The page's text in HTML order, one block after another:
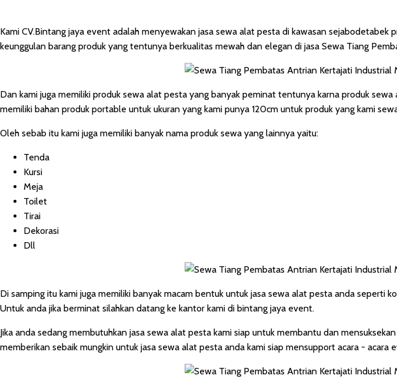
Kami CV.Bintang jaya event adalah menyewakan jasa sewa alat pesta di kawasan sejabodetabek
keunggulan barang produk yang tentunya berkualitas mewah dan elegan di jasa Sewa Tiang
Dan kami juga memiliki produk sewa alat pesta yang banyak peminat tentunya karna produk
memiliki bahan produk portable untuk ukuran yang kami punya 120cm untuk produk yang kami
Oleh sebab itu kami juga memiliki banyak nama produk sewa yang lainnya yaitu:
Tenda
Kursi
Meja
Toilet
Tirai
Dekorasi
Dll
Di samping itu kami juga memiliki banyak macam bentuk untuk jasa sewa alat pesta anda seperti
Untuk anda jika berminat silahkan datang ke kantor kami di bintang jaya event.
Jika anda sedang membutuhkan jasa sewa alat pesta kami siap untuk membantu dan
memberikan sebaik mungkin untuk jasa sewa alat pesta anda kami siap mensupport acara - acara